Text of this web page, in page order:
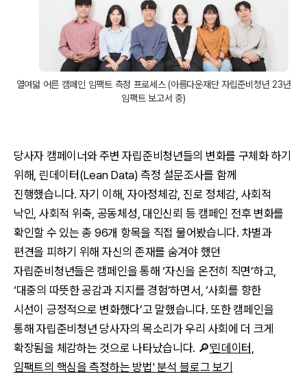
열여덟 어른 캠페인 임팩트 측정 프로세스 (아름다운재단 자립준비청년 23년
임팩트 보고서 중)
당사자 캠페이너와 주변 자립준비청년들의 변화를 구체화 하기
위해, 린데이터(Lean Data) 측정 설문조사를 함께
진행했습니다. 자기 이해, 자아정체감, 진로 정체감, 사회적
낙인, 사회적 위축, 공동체성, 대인신뢰 등 캠페인 전후 변화를
확인할 수 있는 총 96개 항목을 직접 물어봤습니다. 차별과
편견을 피하기 위해 자신의 존재를 숨겨야 했던
자립준비청년들은 캠페인을 통해 ‘자신을 온전히 직면’하고,
‘대중의 따뜻한 공감과 지지를 경험’하면서, ‘사회를 향한
시선이 긍정적으로 변화했다’고 말했습니다. 또한 캠페인을
통해 자립준비청년 당사자의 목소리가 우리 사회에 더 크게
확장됨을 체감하는 것으로 나타났습니다. 🔎'린데이터,
임팩트의 핵심을 측정하는 방법' 분석 블로그 보기